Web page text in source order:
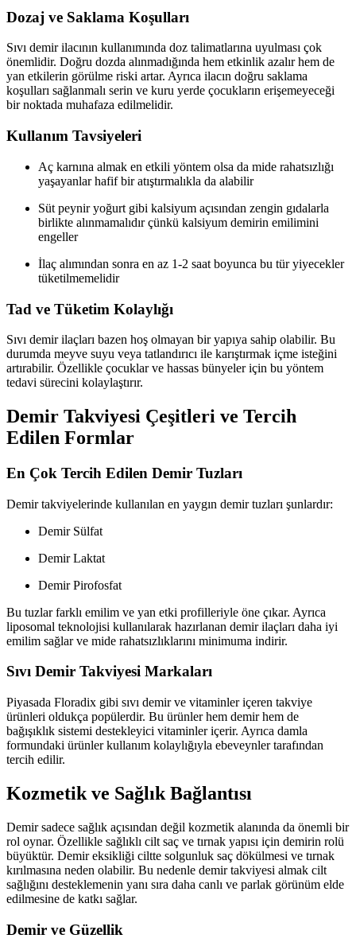
Dozaj ve Saklama Koşulları
Sıvı demir ilacının kullanımında doz talimatlarına uyulması çok
önemlidir. Doğru dozda alınmadığında hem etkinlik azalır hem de
yan etkilerin görülme riski artar. Ayrıca ilacın doğru saklama
koşulları sağlanmalı serin ve kuru yerde çocukların erişemeyeceği
bir noktada muhafaza edilmelidir.
Kullanım Tavsiyeleri
Aç karnına almak en etkili yöntem olsa da mide rahatsızlığı
yaşayanlar hafif bir atıştırmalıkla da alabilir
Süt peynir yoğurt gibi kalsiyum açısından zengin gıdalarla
birlikte alınmamalıdır çünkü kalsiyum demirin emilimini
engeller
İlaç alımından sonra en az 1-2 saat boyunca bu tür yiyecekler
tüketilmemelidir
Tad ve Tüketim Kolaylığı
Sıvı demir ilaçları bazen hoş olmayan bir yapıya sahip olabilir. Bu
durumda meyve suyu veya tatlandırıcı ile karıştırmak içme isteğini
artırabilir. Özellikle çocuklar ve hassas bünyeler için bu yöntem
tedavi sürecini kolaylaştırır.
Demir Takviyesi Çeşitleri ve Tercih
Edilen Formlar
En Çok Tercih Edilen Demir Tuzları
Demir takviyelerinde kullanılan en yaygın demir tuzları şunlardır:
Demir Sülfat
Demir Laktat
Demir Pirofosfat
Bu tuzlar farklı emilim ve yan etki profilleriyle öne çıkar. Ayrıca
liposomal teknolojisi kullanılarak hazırlanan demir ilaçları daha iyi
emilim sağlar ve mide rahatsızlıklarını minimuma indirir.
Sıvı Demir Takviyesi Markaları
Piyasada Floradix gibi sıvı demir ve vitaminler içeren takviye
ürünleri oldukça popülerdir. Bu ürünler hem demir hem de
bağışıklık sistemi destekleyici vitaminler içerir. Ayrıca damla
formundaki ürünler kullanım kolaylığıyla ebeveynler tarafından
tercih edilir.
Kozmetik ve Sağlık Bağlantısı
Demir sadece sağlık açısından değil kozmetik alanında da önemli bir
rol oynar. Özellikle sağlıklı cilt saç ve tırnak yapısı için demirin rolü
büyüktür. Demir eksikliği ciltte solgunluk saç dökülmesi ve tırnak
kırılmasına neden olabilir. Bu nedenle demir takviyesi almak cilt
sağlığını desteklemenin yanı sıra daha canlı ve parlak görünüm elde
edilmesine de katkı sağlar.
Demir ve Güzellik